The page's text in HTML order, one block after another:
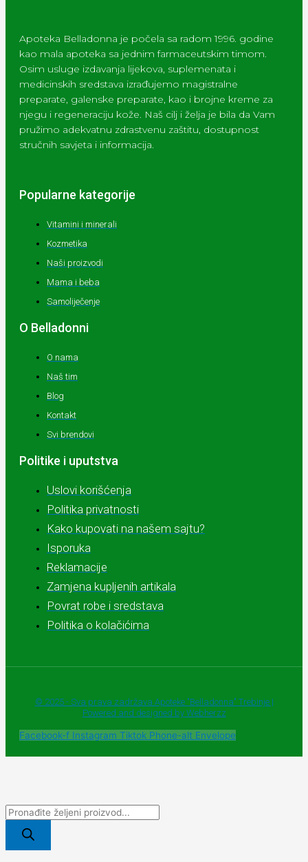
Apoteka Belladonna je počela sa radom 1996. godine
kao mala apoteka sa jednim farmaceutskim timom.
Osim usluge izdavanja lijekova, suplemenata i
medicinskih sredstava izrađujemo magistralne
preparate, galenske preparate, kao i brojne kreme za
njegu i regeneraciju kože. Naš cilj i želja je bila da Vam
pružimo adekvatnu zdrastvenu zaštitu, dostupnost
stručnih savjeta i informacija.
Popularne kategorije
Vitamini i minerali
Kozmetika
Naši proizvodi
Mama i beba
Samoliječenje
O Belladonni
O nama
Naš tim
Blog
Kontakt
Svi brendovi
Politike i uputstva
Uslovi korišćenja
Politika privatnosti
Kako kupovati na našem sajtu?
Isporuka
Reklamacije
Zamjena kupljenih artikala
Povrat robe i sredstava
Politika o kolačićima
© 2025 - Sva prava zadržava Apoteke "Belladonna" Trebinje |
Powered and designed by Webherzz
Facebook-f Instagram Tiktok Phone-alt Envelope